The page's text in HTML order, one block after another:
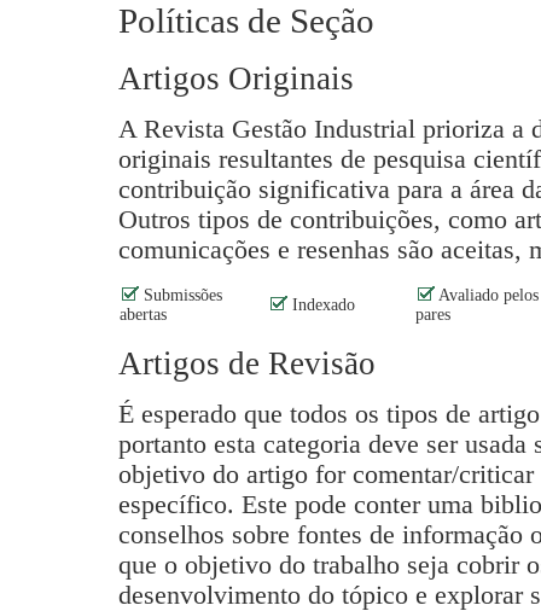
Políticas de Seção
Artigos Originais
A Revista Gestão Industrial prioriza a
originais resultantes de pesquisa
contribuição significativa para a área
Outros tipos de contribuições, como
comunicações e resenhas são aceitas,
Submissões
abertas
Indexado
Avaliado pelos
pares
Artigos de Revisão
É esperado que todos os tipos de
portanto esta categoria deve ser
objetivo do artigo for comentar/criticar
específico. Este pode conter uma
conselhos sobre fontes de informação
que o objetivo do trabalho seja cobrir
desenvolvimento do tópico e explorar